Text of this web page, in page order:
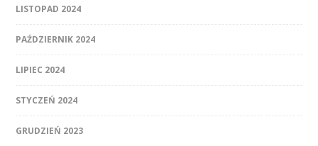
LISTOPAD 2024
PAŹDZIERNIK 2024
LIPIEC 2024
STYCZEŃ 2024
GRUDZIEŃ 2023